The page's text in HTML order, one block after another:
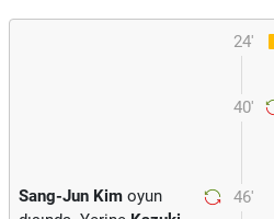
24'
40'
46'
Sang-Jun Kim oyun